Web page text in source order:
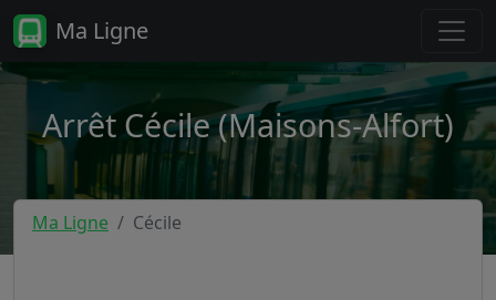
Ma Ligne
Arrêt Cécile (Maisons-Alfort)
Ma Ligne Cécile